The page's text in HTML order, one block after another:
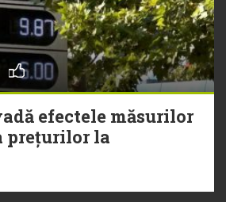
efectele măsurilor
prețurilor la